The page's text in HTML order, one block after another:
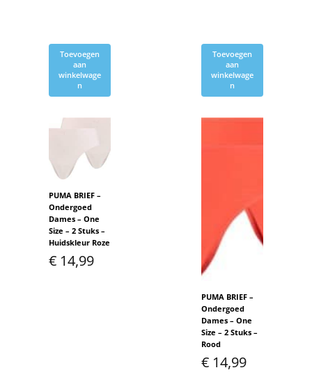
Toevoegen
aan
winkelwage
n
Toevoegen
aan
winkelwage
n
PUMA BRIEF –
Ondergoed
Dames – One
Size – 2 Stuks –
Huidskleur Roze
€ 14,99
PUMA BRIEF –
Ondergoed
Dames – One
Size – 2 Stuks –
Rood
€ 14,99